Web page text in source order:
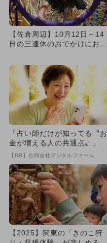
【佐倉周辺】10月12日～14
日の三連休のおでかけにおす
「占い師だけが知ってる〝お
金が増える人の共通点〟」
【PR】合同会社デジタルファーム
【2025】関東の「きのこ狩